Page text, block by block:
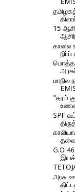
15
காலை
மொத்த
மாநில
"தரம்
SPF
G.O
அரசு